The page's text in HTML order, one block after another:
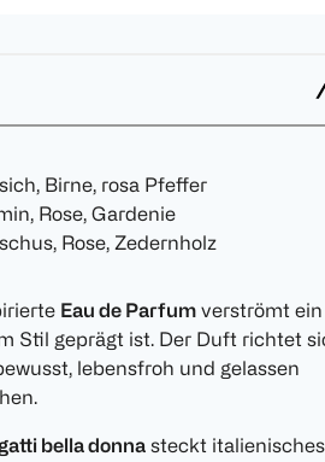
Birne, rosa Pfeffer
Rose, Gardenie
Rose, Zedernholz
Eau de Parfum verströmt ein
Stil geprägt ist. Der Duft richtet
lebensfroh und gelassen
bella donna steckt italienisches